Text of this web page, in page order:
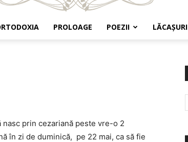
PROLOAGE POEZII LĂCAŞURI
prin cezariană peste vre-o 2
în zi de duminică, pe 22 mai, ca să fie